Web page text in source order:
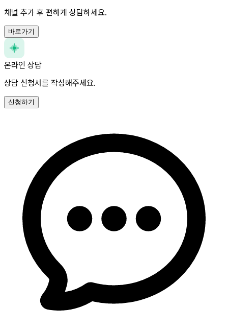
채널 추가 후 편하게 상담하세요.
바로가기
온라인 상담
상담 신청서를 작성해주세요.
신청하기